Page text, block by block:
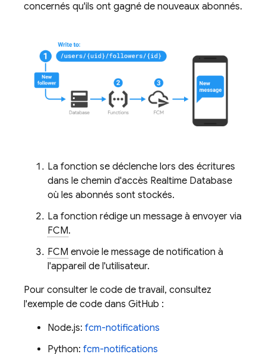
concernés qu'ils ont gagné de nouveaux abonnés.
La fonction se déclenche lors des écritures
dans le chemin d'accès Realtime Database
où les abonnés sont stockés.
La fonction rédige un message à envoyer via
FCM.
FCM envoie le message de notification à
l'appareil de l'utilisateur.
Pour consulter le code de travail, consultez
l'exemple de code dans GitHub :
Node.js: fcm-notifications
Python: fcm-notifications